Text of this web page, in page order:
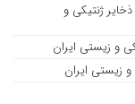
تیر ماه ۱۴۰۵ مرکز ملی ذخایر ژنتیکی و